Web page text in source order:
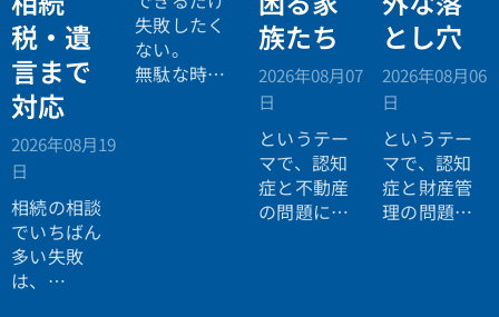
税・遺
言まで
対応
2026年08月19
日
相続の相談
でいちばん
多い失敗
は、
失敗したく
ない。
無駄な時間
族たち
2026年08月07
日
というテー
マで、認知
症と不動産
の問題につ
とし穴
2026年08月06
日
というテー
マで、認知
症と財産管
理の問題に